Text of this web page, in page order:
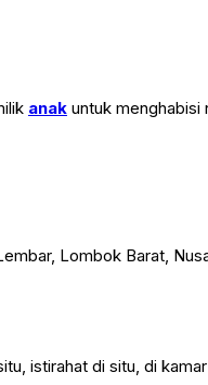
anak untuk menghabisi
Lombok Barat,
istirahat di situ, di